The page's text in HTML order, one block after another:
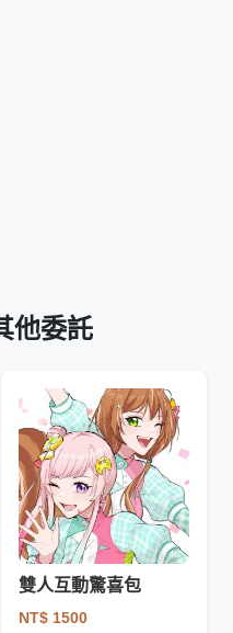
他委託
雙人互動驚喜包
NT$ 1500